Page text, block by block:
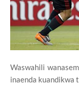
Waswahili
inaenda kuandikwa